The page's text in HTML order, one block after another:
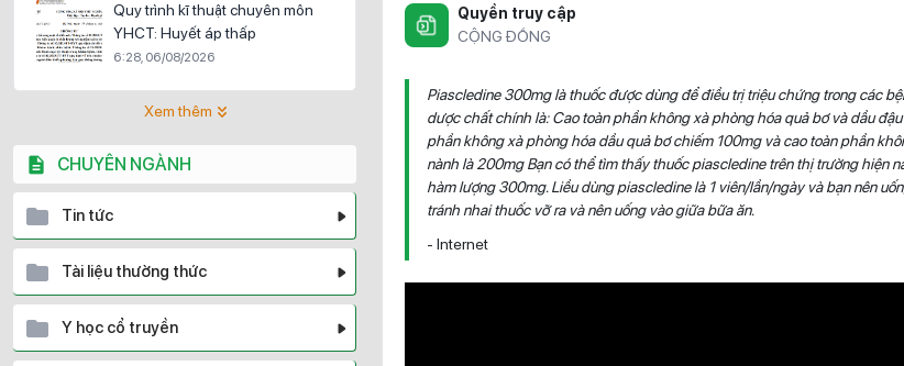
Quy trình kĩ thuật chuyên môn
YHCT: Huyết áp thấp
6:28, 06/08/2026
Xem thêm
CHUYÊN NGÀNH
Tin tức
Tài liệu thường thức
Y học cổ truyền
Quyền truy cập
CỘNG ĐỒNG
Piascledine 300mg là thuốc được dùng để điều trị triệu chứng trong các
dược chất chính là: Cao toàn phần không xà phòng hóa quả bơ và dầu đậu
phần không xà phòng hóa dầu quả bơ chiếm 100mg và cao toàn phần
nành là 200mg Bạn có thể tìm thấy thuốc piascledine trên thị trường hiện
hàm lượng 300mg. Liều dùng piascledine là 1 viên/lần/ngày và bạn nên
tránh nhai thuốc vỡ ra và nên uống vào giữa bữa ăn.
- Internet